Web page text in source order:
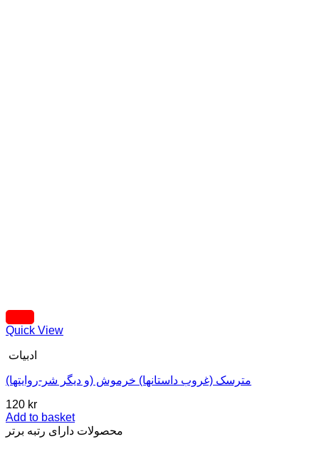
Quick View
ادبیات
مترسک (غروب داستانها) خرموش (و دیگر شر-روایتها)
120 kr
Add to basket
محصولات دارای رتبه برتر